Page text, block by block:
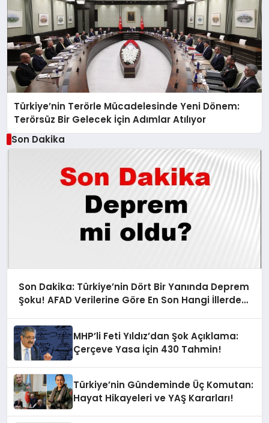
Türkiye’nin Terörle Mücadelesinde Yeni Dönem:
Terörsüz Bir Gelecek İçin Adımlar Atılıyor
Son Dakika
Son Dakika: Türkiye’nin Dört Bir Yanında Deprem
Şoku! AFAD Verilerine Göre En Son Hangi İllerde
MHP’li Feti Yıldız’dan Şok Açıklama:
Çerçeve Yasa İçin 430 Tahmin!
Türkiye’nin Gündeminde Üç Komutan:
Hayat Hikayeleri ve YAŞ Kararları!